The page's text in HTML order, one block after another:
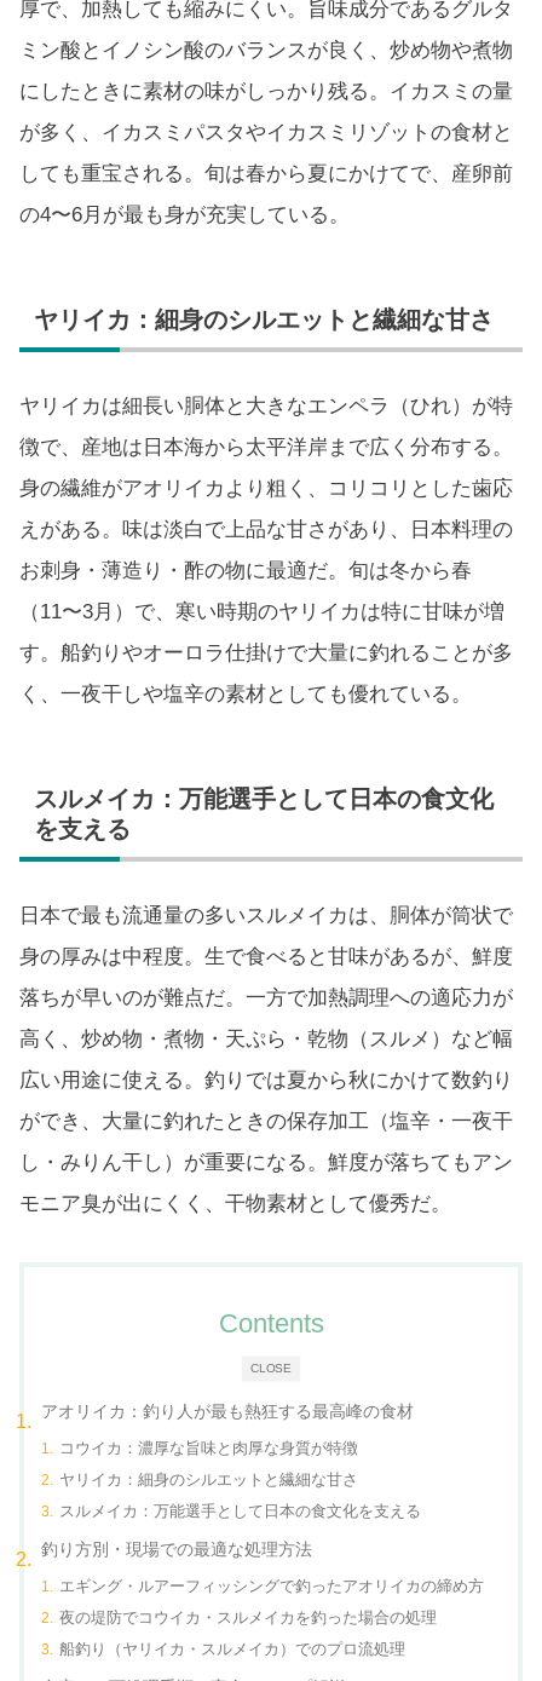
厚で、加熱しても縮みにくい。旨味成分であるグルタ
ミン酸とイノシン酸のバランスが良く、炒め物や煮物
にしたときに素材の味がしっかり残る。イカスミの量
が多く、イカスミパスタやイカスミリゾットの食材と
しても重宝される。旬は春から夏にかけてで、産卵前
の4〜6月が最も身が充実している。
ヤリイカ：細身のシルエットと繊細な甘さ
ヤリイカは細長い胴体と大きなエンペラ（ひれ）が特
徴で、産地は日本海から太平洋岸まで広く分布する。
身の繊維がアオリイカより粗く、コリコリとした歯応
えがある。味は淡白で上品な甘さがあり、日本料理の
お刺身・薄造り・酢の物に最適だ。旬は冬から春
（11〜3月）で、寒い時期のヤリイカは特に甘味が増
す。船釣りやオーロラ仕掛けで大量に釣れることが多
く、一夜干しや塩辛の素材としても優れている。
スルメイカ：万能選手として日本の食文化
を支える
日本で最も流通量の多いスルメイカは、胴体が筒状で
身の厚みは中程度。生で食べると甘味があるが、鮮度
落ちが早いのが難点だ。一方で加熱調理への適応力が
高く、炒め物・煮物・天ぷら・乾物（スルメ）など幅
広い用途に使える。釣りでは夏から秋にかけて数釣り
ができ、大量に釣れたときの保存加工（塩辛・一夜干
し・みりん干し）が重要になる。鮮度が落ちてもアン
モニア臭が出にくく、干物素材として優秀だ。
CLOSE
Contents
アオリイカ：釣り人が最も熱狂する最高峰の食材
コウイカ：濃厚な旨味と肉厚な身質が特徴
ヤリイカ：細身のシルエットと繊細な甘さ
スルメイカ：万能選手として日本の食文化を支える
釣り方別・現場での最適な処理方法
エギング・ルアーフィッシングで釣ったアオリイカの締め方
夜の堤防でコウイカ・スルメイカを釣った場合の処理
船釣り（ヤリイカ・スルメイカ）でのプロ流処理